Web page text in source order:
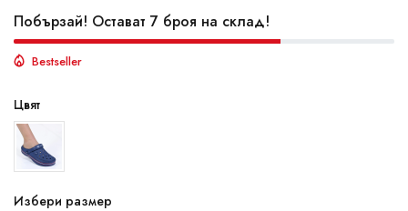
Побързай! Остават 7 броя на склад!
Bestseller
Цвят
Избери размер